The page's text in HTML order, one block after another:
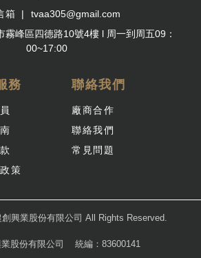
箱
tvaa305@gmail.com
霧峰區四德路10號4樓 l 周一到周五09：
00~17:00
務
策
聯絡我們
廠商合作
聯絡我們
常見問題
興業股份有限公司 All Rights Reserved.
業股份有限公司 統編：83600141